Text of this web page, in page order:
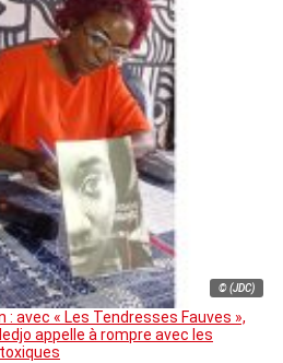
© (JDC)
: avec « Les Tendresses Fauves »,
appelle à rompre avec les